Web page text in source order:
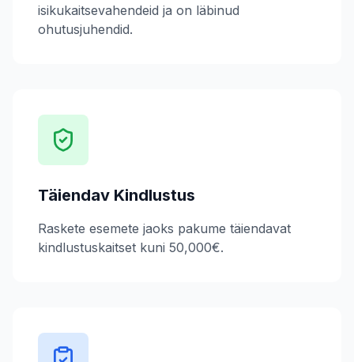
isikukaitsevahendeid ja on läbinud
ohutusjuhendid.
Täiendav Kindlustus
Raskete esemete jaoks pakume täiendavat
kindlustuskaitset kuni 50,000€.